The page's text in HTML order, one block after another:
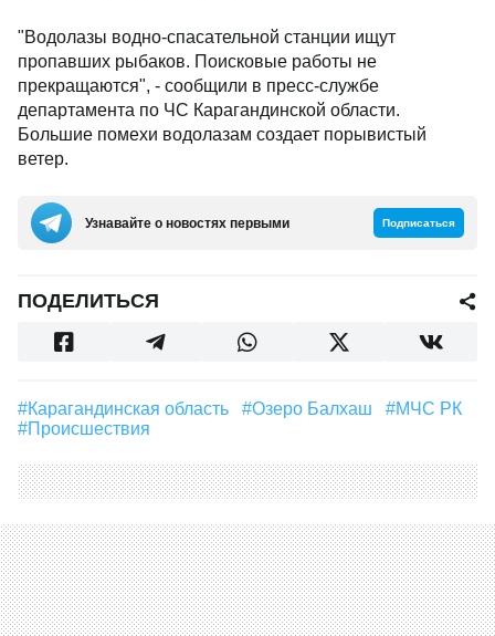
"Водолазы водно-спасательной станции ищут
пропавших рыбаков. Поисковые работы не
прекращаются", - сообщили в пресс-службе
департамента по ЧС Карагандинской области.
Большие помехи водолазам создает порывистый
ветер.
Узнавайте о новостях первыми Подписаться
ПОДЕЛИТЬСЯ
#Карагандинская область #озеро Балхаш
#МЧС РК
#Происшествия